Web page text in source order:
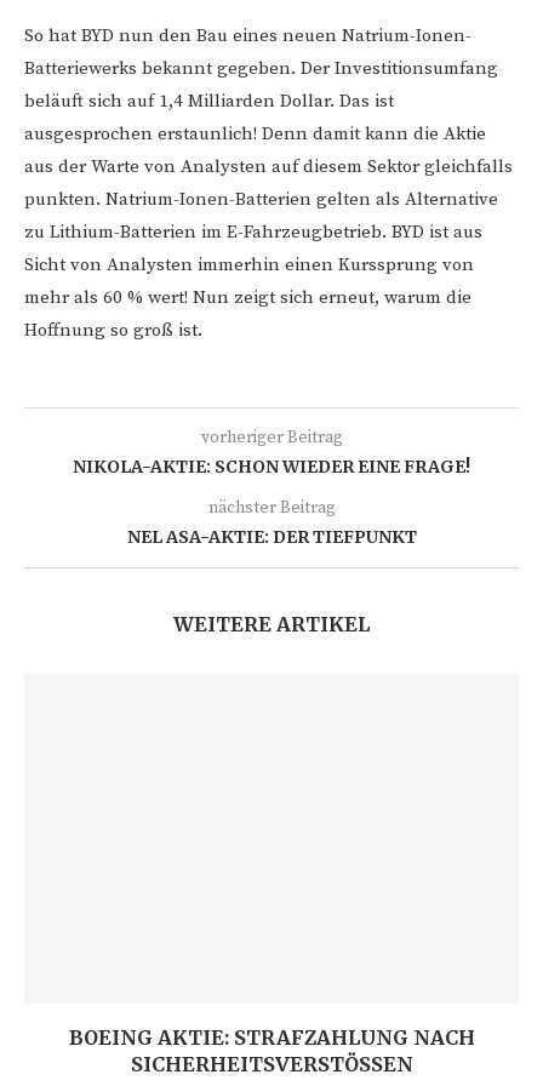
So hat BYD nun den Bau eines neuen Natrium-Ionen-
Batteriewerks bekannt gegeben. Der Investitionsumfang
beläuft sich auf 1,4 Milliarden Dollar. Das ist
ausgesprochen erstaunlich! Denn damit kann die Aktie
aus der Warte von Analysten auf diesem Sektor gleichfalls
punkten. Natrium-Ionen-Batterien gelten als Alternative
zu Lithium-Batterien im E-Fahrzeugbetrieb. BYD ist aus
Sicht von Analysten immerhin einen Kurssprung von
mehr als 60 % wert! Nun zeigt sich erneut, warum die
Hoffnung so groß ist.
vorheriger Beitrag
NIKOLA-AKTIE: SCHON WIEDER EINE FRAGE!
nächster Beitrag
NEL ASA-AKTIE: DER TIEFPUNKT
WEITERE ARTIKEL
BOEING AKTIE: STRAFZAHLUNG NACH
SICHERHEITSVERSTÖSSEN